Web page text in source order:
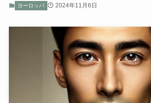
ヨーロッパ 2024年11月6日